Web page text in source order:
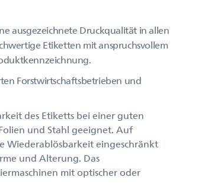
ausgezeichnete Druckqualität in allen
Etiketten mit anspruchsvollem
Forstwirtschaftsbetrieben und
des Etiketts bei einer guten
und Stahl geeignet. Auf
Wiederablösbarkeit eingeschränkt
und Alterung. Das
mit optischer oder